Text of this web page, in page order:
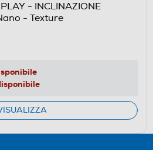
- INCLINAZIONE
- Texture